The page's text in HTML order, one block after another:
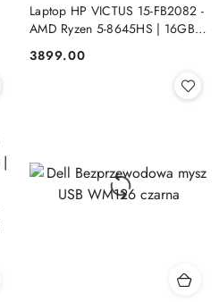
Laptop HP VICTUS 15-FB2082 -
AMD Ryzen 5-8645HS | 16GB |
GeForce RTX 4050 6144MB |
Cena:
3899.00